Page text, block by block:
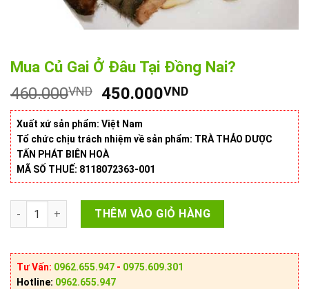
Mua Củ Gai Ở Đâu Tại Đồng Nai?
460.000VND
Giá
gốc
là:
460.000VND.
450.000VNDGiá
hiện
là:
Xuất xứ sản phẩm: Việt Nam
Tổ chức chịu trách nhiệm về sản phẩm: TRÀ THẢO DƯỢC
TẤN PHÁT BIÊN HOÀ
MÃ SỐ THUẾ: 8118072363-001
Mua Củ Gai Ở Đâu Tại Đồng Nai? số lượng
THÊM VÀO GIỎ HÀNG
Tư Vấn: 0962.655.947 - 0975.609.301
Hotline: 0962.655.947